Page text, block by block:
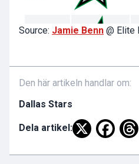
Source: Jamie Benn @ Elite
Den här artikeln handlar om:
Dallas Stars
Dela artikel: